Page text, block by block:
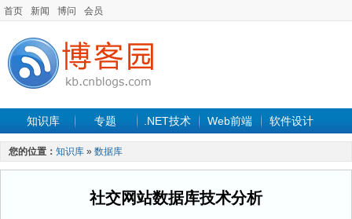
首页 新闻 博问 会员
知识库 专题 .NET技术 Web前端 软件设计
手机开发 软件工程
最新文章
您的位置： 知识库 » 数据库
社交网站数据库技术分析